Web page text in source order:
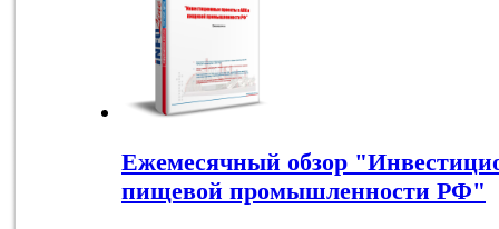
Ежемесячный обзор
пищевой промышленности РФ"